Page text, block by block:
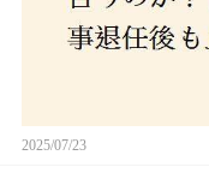
2025/07/23